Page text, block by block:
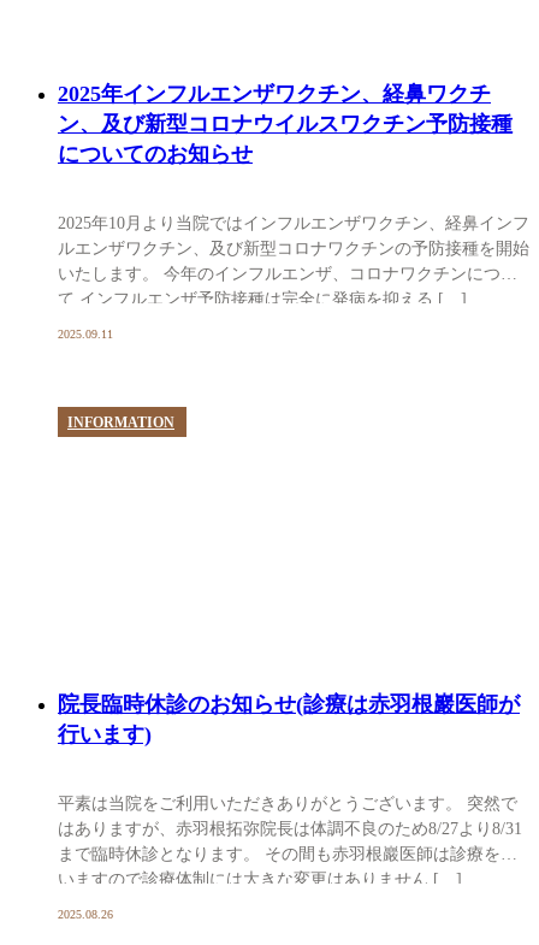
2025年インフルエンザワクチン、経鼻ワクチ
ン、及び新型コロナウイルスワクチン予防接種
についてのお知らせ
2025年10月より当院ではインフルエンザワクチン、経鼻インフ
ルエンザワクチン、及び新型コロナワクチンの予防接種を開始
いたします。 今年のインフルエンザ、コロナワクチンについ
て インフルエンザ予防接種は完全に発病を抑える […]
2025.09.11
INFORMATION
院長臨時休診のお知らせ(診療は赤羽根巖医師が
行います)
平素は当院をご利用いただきありがとうございます。 突然で
はありますが、赤羽根拓弥院長は体調不良のため8/27より8/31
まで臨時休診となります。 その間も赤羽根巖医師は診療を行
いますので診療体制には大きな変更はありません […]
2025.08.26